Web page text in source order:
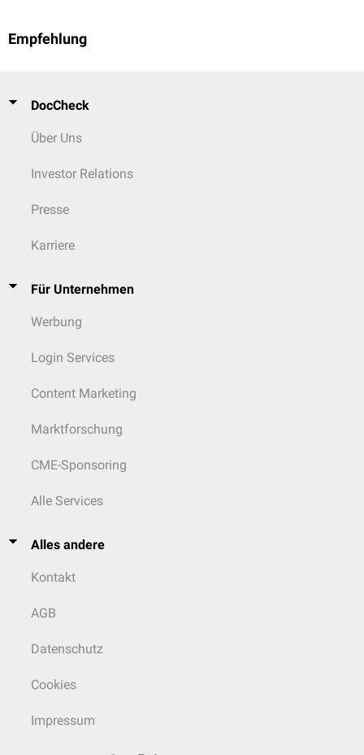
Empfehlung
DocCheck
Über Uns
Investor Relations
Presse
Karriere
Für Unternehmen
Werbung
Login Services
Content Marketing
Marktforschung
CME-Sponsoring
Alle Services
Alles andere
Kontakt
AGB
Datenschutz
Cookies
Impressum